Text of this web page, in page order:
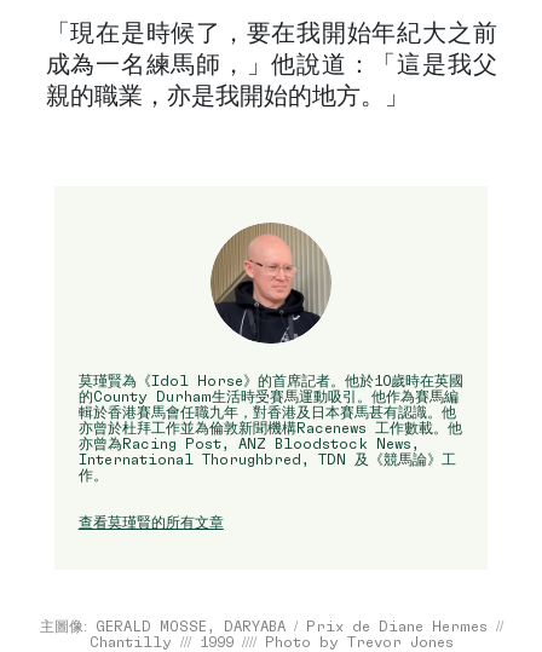
「現在是時候了，要在我開始年紀大之前
成為一名練馬師，」他說道：「這是我父
親的職業，亦是我開始的地方。」
莫瑾賢為《Idol Horse》的首席記者。他於10歲時在英國
的County Durham生活時受賽馬運動吸引。他作為賽馬編
輯於香港賽馬會任職九年，對香港及日本賽馬甚有認識。他
亦曾於杜拜工作並為倫敦新聞機構Racenews 工作數載。他
亦曾為Racing Post, ANZ Bloodstock News,
International Thorughbred, TDN 及《競馬論》工
作。
查看莫瑾賢的所有文章
主圖像: GERALD MOSSE, DARYABA / Prix de Diane Hermes //
Chantilly /// 1999 //// Photo by Trevor Jones